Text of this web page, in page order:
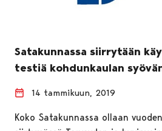
Satakunnassa siirrytään
testiä kohdunkaulan
14 tammikuun, 2019
Koko Satakunnassa ollaan